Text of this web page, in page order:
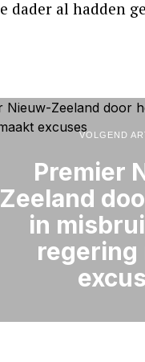
dader al hadden
VOLGEND
Premier
Zeeland
in
regering